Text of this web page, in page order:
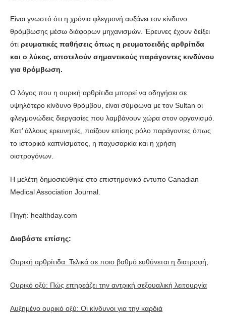
Είναι γνωστό ότι η χρόνια φλεγμονή αυξάνει τον κίνδυνο
θρόμβωσης μέσω διάφορων μηχανισμών. Έρευνες έχουν δείξει
ότι ρευματικές παθήσεις όπως η ρευματοειδής αρθρίτιδα
και ο λύκος, αποτελούν σημαντικούς παράγοντες κινδύνου
για θρόμβωση.
Ο λόγος που η ουρική αρθρίτιδα μπορεί να οδηγήσει σε
υψηλότερο κίνδυνο θρόμβου, είναι σύμφωνα με τον Sultan οι
φλεγμονώδεις διεργασίες που λαμβάνουν χώρα στον οργανισμό.
Κατ’ άλλους ερευνητές, παίζουν επίσης ρόλο παράγοντες όπως
το ιστορικό καπνίσματος, η παχυσαρκία και η χρήση
οιστρογόνων.
Η μελέτη δημοσιεύθηκε στο επιστημονικό έντυπο Canadian
Medical Association Journal.
Πηγή: healthday.com
Διαβάστε επίσης:
Ουρική αρθρίτιδα: Τελικά σε ποιο βαθμό ευθύνεται η διατροφή;
Ουρικό οξύ: Πώς επηρεάζει την αντρική σεξουαλική λειτουργία
Αυξημένο ουρικό οξύ: Οι κίνδυνοι για την καρδιά